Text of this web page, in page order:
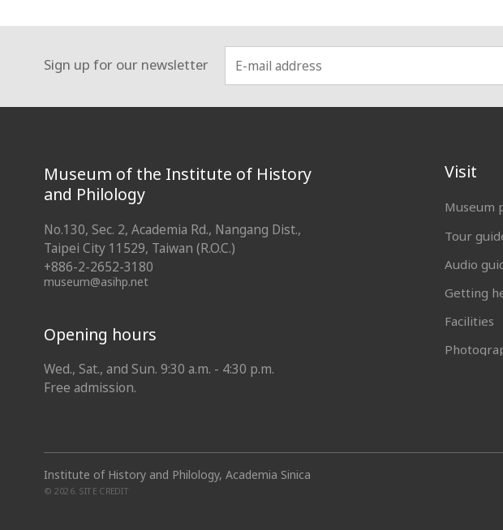
Sign up for our newsletter
:::
Museum of the Institute of History
and Philology
No.130, Sec. 2, Academia Rd., Nangang Dist.,
Taipei City 11529, Taiwan (R.O.C.)
+886-2-2652-3180
museum@asihp.net
Opening hours
Wed., Sat., and Sun. 9:30 a.m. - 4:30 p.m.
Free admission.
Visit
Museum
Tour
Audio
Getting
Facilities
Institute of History and Philology, Academia Sinica
© 2026. SITE CREDIT